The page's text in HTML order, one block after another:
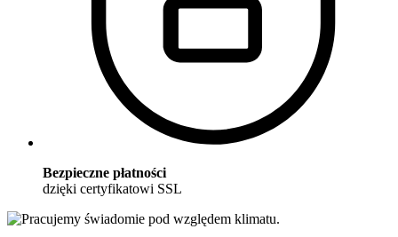
Bezpieczne płatności
dzięki certyfikatowi SSL